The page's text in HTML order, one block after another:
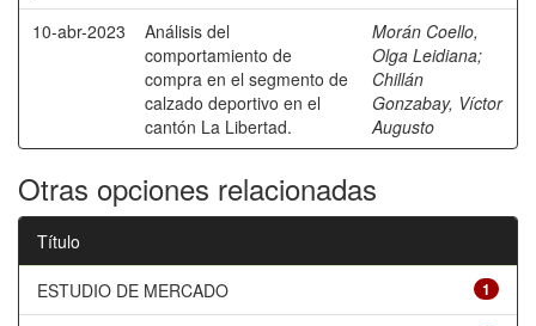
10-abr-2023
Análisis del
comportamiento de
compra en el segmento de
calzado deportivo en el
cantón La Libertad.
Morán Coello,
Olga Leidiana;
Chillán
Gonzabay, Víctor
Augusto
Otras opciones relacionadas
Título
1
ESTUDIO DE MERCADO